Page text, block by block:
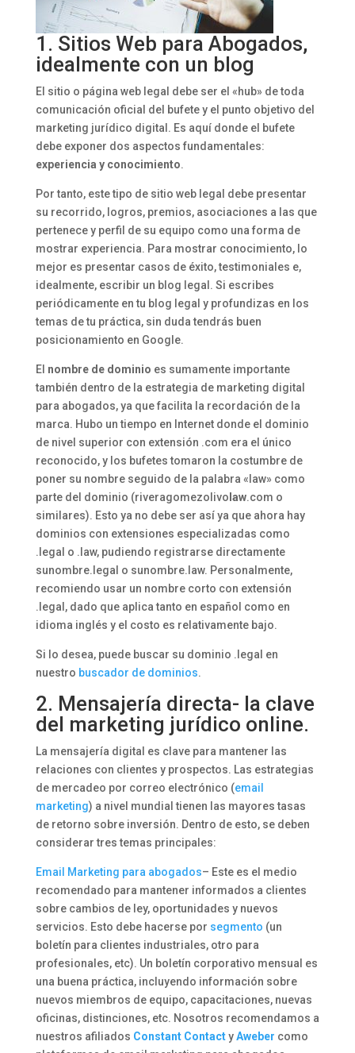
1. Sitios Web para Abogados,
idealmente con un blog
El sitio o página web legal debe ser el «hub» de toda
comunicación oficial del bufete y el punto objetivo del
marketing jurídico digital. Es aquí donde el bufete
debe exponer dos aspectos fundamentales:
experiencia y conocimiento.
Por tanto, este tipo de sitio web legal debe presentar
su recorrido, logros, premios, asociaciones a las que
pertenece y perfil de su equipo como una forma de
mostrar experiencia. Para mostrar conocimiento, lo
mejor es presentar casos de éxito, testimoniales e,
idealmente, escribir un blog legal. Si escribes
periódicamente en tu blog legal y profundizas en los
temas de tu práctica, sin duda tendrás buen
posicionamiento en Google.
El nombre de dominio es sumamente importante
también dentro de la estrategia de marketing digital
para abogados, ya que facilita la recordación de la
marca. Hubo un tiempo en Internet donde el dominio
de nivel superior con extensión .com era el único
reconocido, y los bufetes tomaron la costumbre de
poner su nombre seguido de la palabra «law» como
parte del dominio (riveragomezolivo law.com o
similares). Esto ya no debe ser así ya que ahora hay
dominios con extensiones especializadas como
.legal o .law, pudiendo registrarse directamente
sunombre.legal o sunombre.law. Personalmente,
recomiendo usar un nombre corto con extensión
.legal, dado que aplica tanto en español como en
idioma inglés y el costo es relativamente bajo.
Si lo desea, puede buscar su dominio .legal en
nuestro buscador de dominios.
2. Mensajería directa- la clave
del marketing jurídico online.
La mensajería digital es clave para mantener las
relaciones con clientes y prospectos. Las estrategias
de mercadeo por correo electrónico (email
marketing) a nivel mundial tienen las mayores tasas
de retorno sobre inversión. Dentro de esto, se deben
considerar tres temas principales:
Email Marketing para abogados– Este es el medio
recomendado para mantener informados a clientes
sobre cambios de ley, oportunidades y nuevos
servicios. Esto debe hacerse por segmento (un
boletín para clientes industriales, otro para
profesionales, etc). Un boletín corporativo mensual es
una buena práctica, incluyendo información sobre
nuevos miembros de equipo, capacitaciones, nuevas
oficinas, distinciones, etc. Nosotros recomendamos a
nuestros afiliados Constant ContactyAweber como